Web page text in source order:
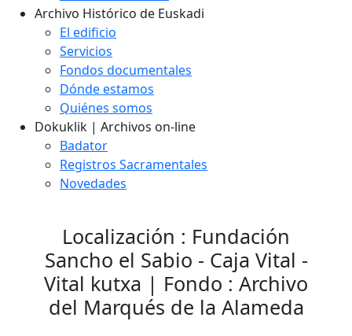
Archivo Histórico de Euskadi
El edificio
Servicios
Fondos documentales
Dónde estamos
Quiénes somos
Dokuklik | Archivos on-line
Badator
Registros Sacramentales
Novedades
Localización : Fundación
Sancho el Sabio - Caja Vital -
Vital kutxa | Fondo : Archivo
del Marqués de la Alameda